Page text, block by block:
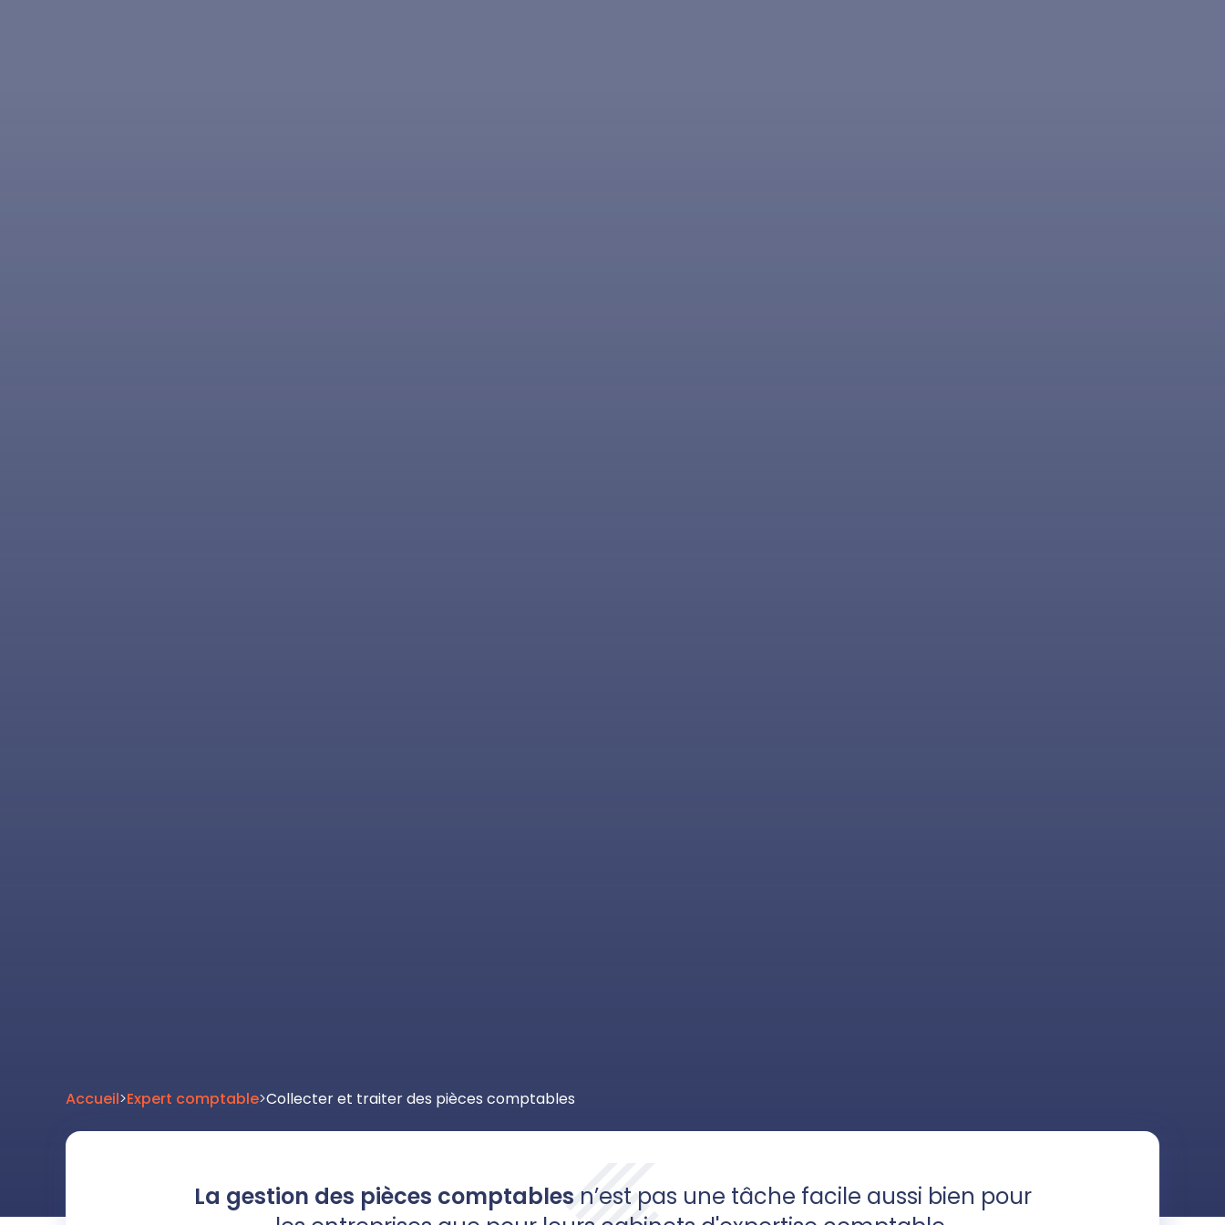
Accueil>Expert comptable>Collecter et traiter des pièces comptables
La gestion des pièces comptables n’est pas une tâche facile aussi bien pour